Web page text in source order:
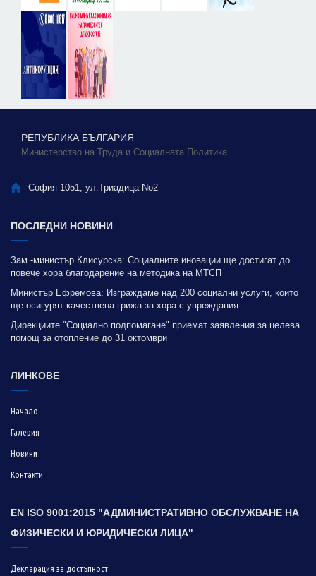
РЕПУБЛИКА БЪЛГАРИЯ
Министерство на Труда и Социалната Политика
София 1051, ул.Триадица No2
ПОСЛЕДНИ НОВИНИ
Зам.-министър Клисурска: Социалните иновации ще достигат до
повече хора благодарение на методика на МТСП
Министър Ефремова: Изграждаме над 200 социални услуги, които
ще осигурят качествена грижа за хора с увреждания
Дирекциите "Социално подпомагане" приемат заявления за целева
помощ за отопление до 31 октомври
ЛИНКОВЕ
Начало
Галерия
Новини
Контакти
EN ISO 9001:2015 "АДМИНИСТРАТИВНО ОБСЛУЖВАНЕ НА
ФИЗИЧЕСКИ И ЮРИДИЧЕСКИ ЛИЦА"
Декларация за достъпност